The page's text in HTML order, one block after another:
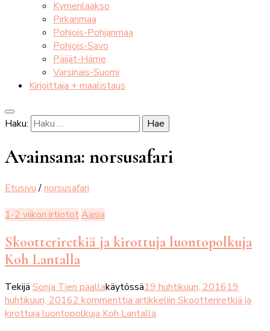
Kymenlaakso
Pirkanmaa
Pohjois-Pohjanmaa
Pohjois-Savo
Päijät-Häme
Varsinais-Suomi
Kirjoittaja + maalistaus
Haku:
Avainsana: norsusafari
Etusivu /norsusafari
1-2 viikon irtiotot Aasia
Skootteriretkiä ja kirottuja luontopolkuja
Koh Lantalla
Tekijä Sonja Tien paallakäytössä19 huhtikuun, 201619
huhtikuun, 20162 kommenttia artikkeliin Skootteriretkiä ja
kirottuja luontopolkuja Koh Lantalla